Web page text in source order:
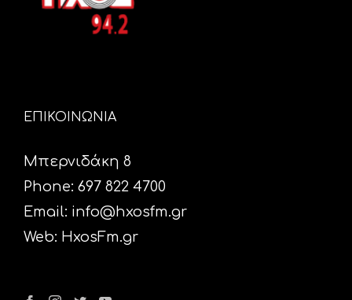
ΕΠΙΚΟΙΝΩΝΙΑ
Μπερνιδάκη 8
Phone: 697 822 4700
Email: info@hxosfm.gr
Web: HxosFm.gr